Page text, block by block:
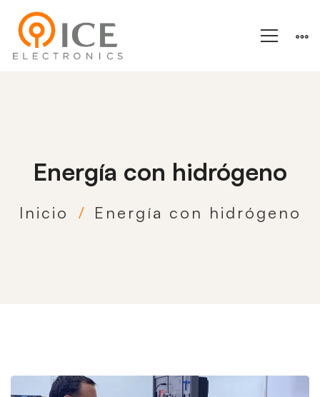
Energía con hidrógeno
Inicio Energía con hidrógeno